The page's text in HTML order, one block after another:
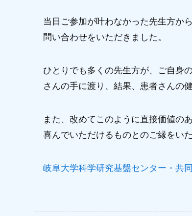
当日ご参加が叶わなかった先生方か
問い合わせをいただきました。
ひとりでも多くの先生方が、ご自身
さんの手に渡り、結果、患者さんの
また、改めてこのように直接価値の
喜んでいただけるものとのご縁をい
岐阜大学科学研究基盤センター・共